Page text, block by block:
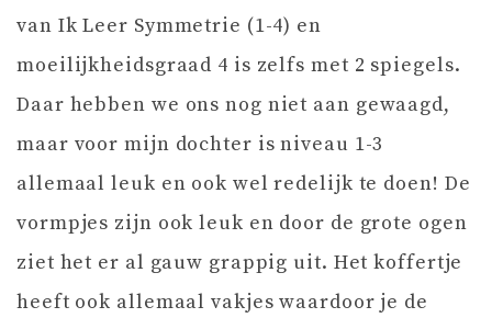
van Ik Leer Symmetrie (1-4) en
moeilijkheidsgraad 4 is zelfs met 2 spiegels.
Daar hebben we ons nog niet aan gewaagd,
maar voor mijn dochter is niveau 1-3
allemaal leuk en ook wel redelijk te doen! De
vormpjes zijn ook leuk en door de grote ogen
ziet het er al gauw grappig uit. Het koffertje
heeft ook allemaal vakjes waardoor je de